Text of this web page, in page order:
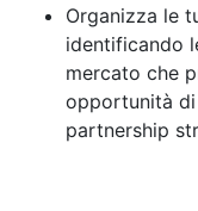
Organizza le
identificando
mercato che
opportunità
partnership